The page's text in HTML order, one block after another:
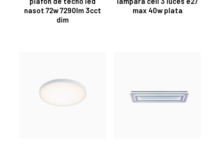
nasot 72w 7290lm 3cct
dim
max 40w plata